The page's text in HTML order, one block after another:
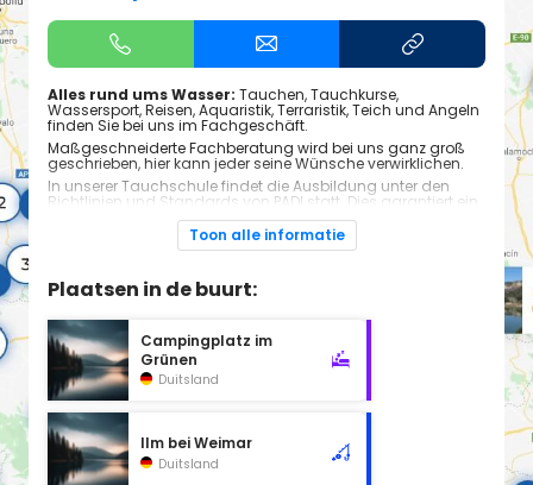
Alles rund ums Wasser: Tauchen, Tauchkurse,
Wassersport, Reisen, Aquaristik, Terraristik, Teich und Angeln
finden Sie bei uns im Fachgeschäft.
Maßgeschneiderte Fachberatung wird bei uns ganz groß
geschrieben, hier kann jeder seine Wünsche verwirklichen.
In unserer Tauchschule findet die Ausbildung unter den
Richtlinien und Standards von PADI statt. Dies garantiert ein
Höchstmaß an Qualität und Effizienz in der Ausbildung.
Grundlage hierfür ist außerdem die neuwertige
Schulausrüstung von hochwertigsten Marken!
Montag: 10:00 - 18:00
Mittwoch: 10:00 - 18:00
Donnerstag: 10:00 - 18:00
Freitag: 10:00 - 18:00
Samstag: 10:00 - 13:00
Sonntag: Geschlossen
Toon alle informatie
Plaatsen in de buurt:
Campingplatz im
Grünen
Duitsland
Ilm bei Weimar
Duitsland